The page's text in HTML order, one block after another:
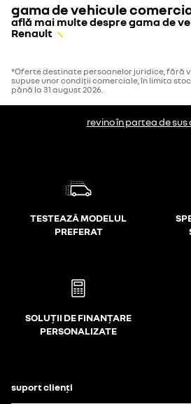
gama de vehicule
află mai multe despre gama de
Renault
*Oferte destinate persoanelor juridice, fără
supuse unor condiții comerciale, în limita
până la 31 august 2026.
revino în partea de sus
TESTEAZĂ MODELUL
PREFERAT
SOLUȚII DE FINANȚARE
PERSONALIZATE
suport clienți